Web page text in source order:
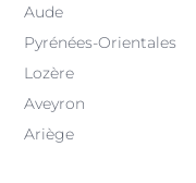
Aude
Pyrénées-Orientales
Lozère
Aveyron
Ariège